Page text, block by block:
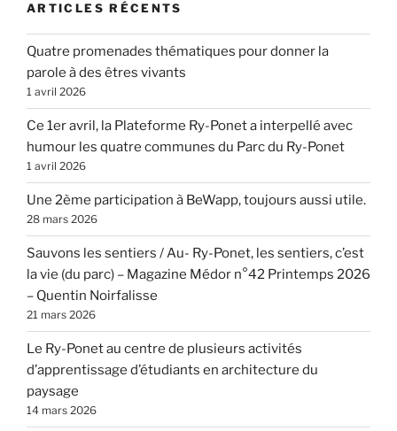
ARTICLES RÉCENTS
Quatre promenades thématiques pour donner la
parole à des êtres vivants
1 avril 2026
Ce 1er avril, la Plateforme Ry-Ponet a interpellé avec
humour les quatre communes du Parc du Ry-Ponet
1 avril 2026
Une 2ème participation à BeWapp, toujours aussi utile.
28 mars 2026
Sauvons les sentiers / Au- Ry-Ponet, les sentiers, c’est
la vie (du parc) – Magazine Médor n°42 Printemps 2026
– Quentin Noirfalisse
21 mars 2026
Le Ry-Ponet au centre de plusieurs activités
d’apprentissage d’étudiants en architecture du
paysage
14 mars 2026